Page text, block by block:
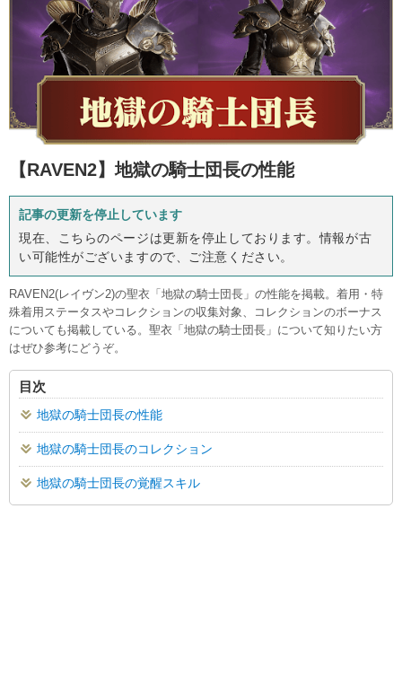
【RAVEN2】地獄の騎士団長の性能
記事の更新を停止しています
現在、こちらのページは更新を停止しております。情報が古
い可能性がございますので、ご注意ください。
RAVEN2(レイヴン2)の聖衣「地獄の騎士団長」の性能を掲載。着用・特
殊着用ステータスやコレクションの収集対象、コレクションのボーナス
についても掲載している。聖衣「地獄の騎士団長」について知りたい方
はぜひ参考にどうぞ。
目次
地獄の騎士団長の性能
地獄の騎士団長のコレクション
地獄の騎士団長の覚醒スキル